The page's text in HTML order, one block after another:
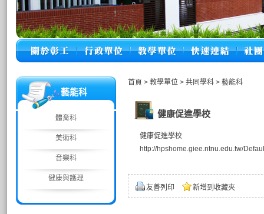
藝能科
體育科
美術科
音樂科
健康與護理
首頁 > 教學單位 > 共同學科 > 藝能科
健康促進學校
健康促進學校
http://hpshome.giee.ntnu.edu.tw/
友善列印 新增到收藏夾